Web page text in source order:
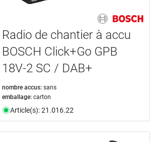
Radio de chantier à accu
BOSCH Click+Go GPB
18V-2 SC / DAB+
nombre accus: sans
emballage: carton
Article(s): 21.016.22